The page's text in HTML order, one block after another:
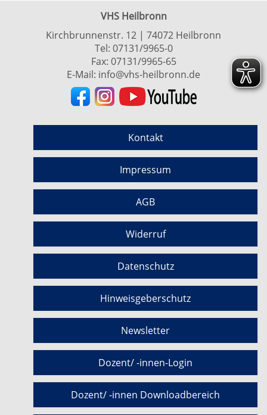
VHS Heilbronn
Kirchbrunnenstr. 12 | 74072 Heilbronn
Tel: 07131/9965-0
Fax: 07131/9965-65
E-Mail: info@vhs-heilbronn.de
Kontakt
Impressum
AGB
Widerruf
Datenschutz
Hinweisgeberschutz
Newsletter
Dozent/ -innen-Login
Dozent/ -innen Downloadbereich